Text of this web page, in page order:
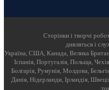
Cторінки і творчі
дивляться і
Україна, США, Канада, Велика
Іспанія, Португалія, Польща,
Болгарія, Румунія, Молдова,
Данія, Нідерланди, Ірландія,